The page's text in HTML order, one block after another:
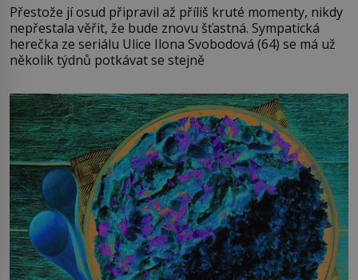
Přestože jí osud připravil až příliš kruté momenty, nikdy
nepřestala věřit, že bude znovu šťastná. Sympatická
herečka ze seriálu Ulice Ilona Svobodová (64) se má už
několik týdnů potkávat se stejně